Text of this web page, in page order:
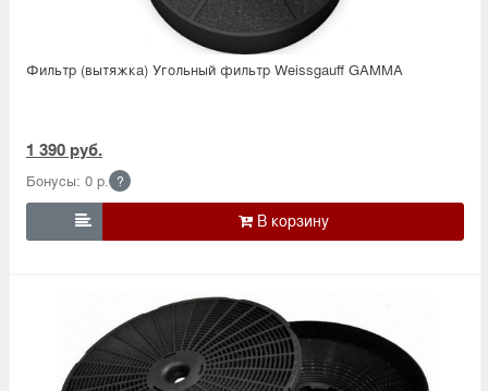
Фильтр (вытяжка) Угольный фильтр Weissgauff GAMMA
1 390 руб.
Бонусы: 0 р. ?
